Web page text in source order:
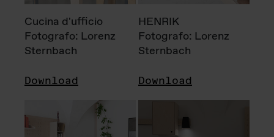
Cucina d'ufficio
Fotografo: Lorenz
Sternbach
Download
HENRIK
Fotografo: Lorenz
Sternbach
Download